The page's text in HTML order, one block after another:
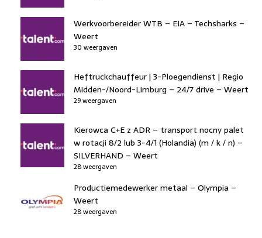
Werkvoorbereider WTB – EIA – Techsharks –
Weert
30 weergaven
Heftruckchauffeur | 3-Ploegendienst | Regio
Midden-/Noord-Limburg – 24/7 drive – Weert
29 weergaven
Kierowca C+E z ADR – transport nocny palet
w rotacji 8/2 lub 3-4/1 (Holandia) (m / k / n) –
SILVERHAND – Weert
28 weergaven
Productiemedewerker metaal – Olympia –
Weert
28 weergaven